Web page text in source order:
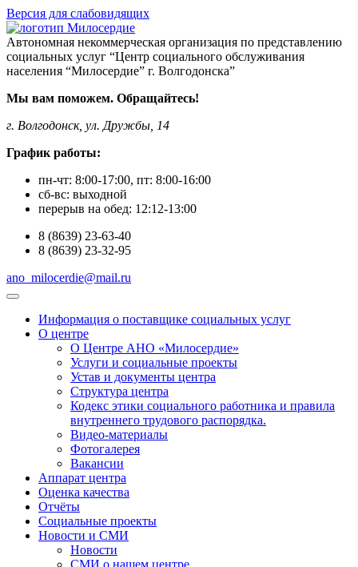
Версия для слабовидящих
Автономная некоммерческая организация по представлению
социальных услуг “Центр социального обслуживания
населения “Милосердие” г. Волгодонска”
Мы вам поможем. Обращайтесь!
г. Волгодонск, ул. Дружбы, 14
График работы:
пн-чт: 8:00-17:00, пт: 8:00-16:00
сб-вс: выходной
перерыв на обед: 12:12-13:00
8 (8639) 23-63-40
8 (8639) 23-32-95
ano_milocerdie@mail.ru
Информация о поставщике социальных услуг
О центре
О Центре АНО «Милосердие»
Услуги и социальные проекты
Устав и документы центра
Структура центра
Кодекс этики социального работника и правила
внутреннего трудового распорядка.
Видео-материалы
Фотогалерея
Вакансии
Аппарат центра
Оценка качества
Отчёты
Социальные проекты
Новости и СМИ
Новости
СМИ о нашем центре